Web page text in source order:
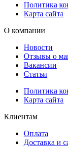
Политика
Карта сайта
О компании
Новости
Отзывы о
Вакансии
Статьи
Политика
Карта сайта
Клиентам
Оплата
Доставка и